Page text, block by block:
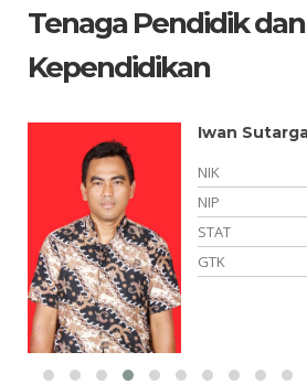
Tenaga Pendidik dan
Kependidikan
Iwan
NIK
NIP
STAT
GTK